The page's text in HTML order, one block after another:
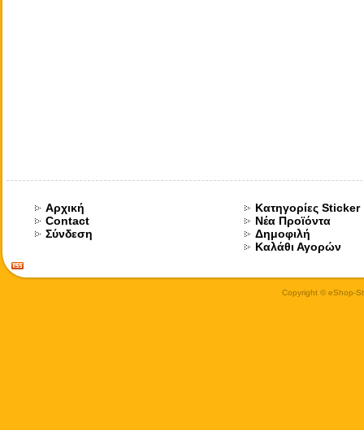
Αρχική
Contact
Σύνδεση
Κατηγορίες Sticker
Νέα Προϊόντα
Δημοφιλή
Καλάθι Αγορών
Copyright © eShop-